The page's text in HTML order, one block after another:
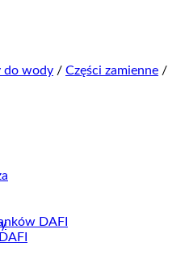
do wody / Części zamienne /
DAFI